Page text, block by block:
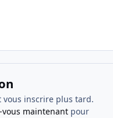
inscrire plus tard.
vous maintenantpour